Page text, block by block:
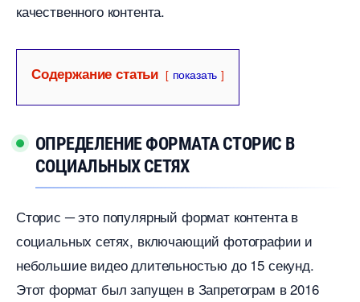
качественного контента.​
Содержание статьи показать
ОПРЕДЕЛЕНИЕ ФОРМАТА СТОРИС
СОЦИАЛЬНЫХ СЕТЯХ
Сторис ─ это популярный формат контента
социальных сетях, включающий фотографии и
небольшие видео длительностью до 15 секунд.​
Этот формат был запущен в Запретограм в 2016